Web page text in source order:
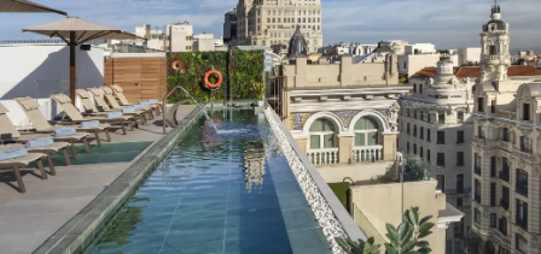
of gebruik een van deze opties
Aanmelden met Google
Sessie beginnen met enkel e-mailadres
Heb je nog geen account?